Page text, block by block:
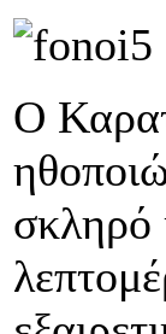
Ο
σκληρό